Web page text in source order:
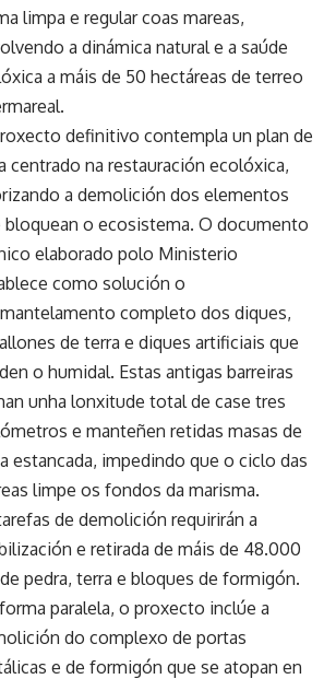
limpa e regular coas mareas,
a dinámica natural e a saúde
a máis de 50 hectáreas de terreo
definitivo contempla un plan de
centrado na restauración ecolóxica,
a demolición dos elementos
bloquean o ecosistema. O documento
elaborado polo Ministerio
como solución o
completo dos diques,
de terra e diques artificiais que
o humidal. Estas antigas barreiras
unha lonxitude total de case tres
e manteñen retidas masas de
estancada, impedindo que o ciclo das
limpe os fondos da marisma.
de demolición requirirán a
e retirada de máis de 48.000
pedra, terra e bloques de formigón.
paralela, o proxecto inclúe a
do complexo de portas
e de formigón que se atopan en